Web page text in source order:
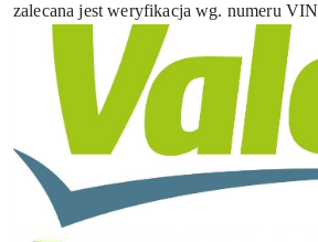
zalecana jest weryfikacja wg. numeru VIN